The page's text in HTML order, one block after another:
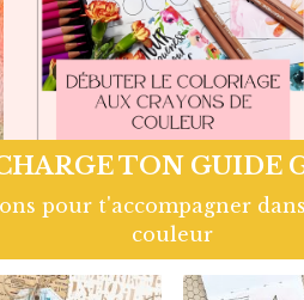
Page Hivernale So
Chou and Flowers.
le tuto Vidéo complet